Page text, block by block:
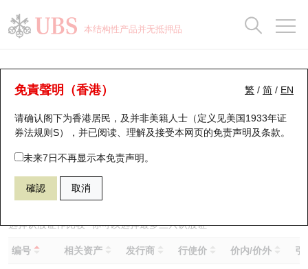
本结构性产品并无抵押品
繁 / 简 / EN
免責聲明（香港）
请确认阁下为香港居民，及并非美籍人士（定义见美国1933年证
券法规则S），并已阅读、理解及接受本网页的免责声明及条款。
未来7日不再显示本免责声明。
確認 取消
认股证分析仪
表现 街货统计 比较
26837 瑞银认购 9868 小鹏汽车
选择认股证作比较*你可以选择最多三只认股证
编号 相关资产 发行商 行使价 价内/价外 引
瑞银认股证一览
新发行瑞银认股证
即将到期认股证
认股证到期结算价查找
认股证分析仪
认股证速算机
街货统计
比较
牛熊全景快搜
牛熊证搜寻
牛熊证街货分布图
正股牛熊证列表
新发行瑞银牛熊证
已收回牛熊证剩余价值
街货统计
比较
十大升幅/跌幅
十大认股证成交分布
十天股证占大市成交
资金流
街货统计
三十大平均引伸波幅
正股分析仪
二十大活跃股份
恒指成份股
国指成份股
科指成份股
相关资产沽空
持股比重
显示所有持股比重
每月轮证大市专题
轮证专栏
讲座及教育短片
认股证投资者教育
牛熊证投资者教育
认股证牛熊证常问问题